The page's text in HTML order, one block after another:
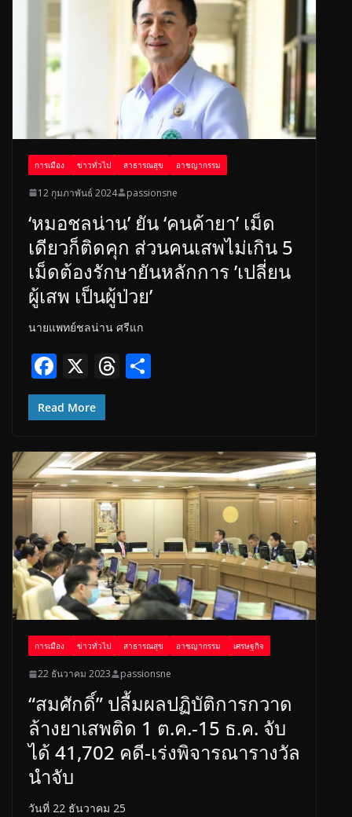
o
k
การเมือง ข่าวทั่วไป สาธารณสุข อาชญากรรม
12 กุมภาพันธ์ 2024 passionsne
‘หมอชลน่าน’ ยัน ‘คนค้ายา’ เม็ด
เดียวก็ติดคุก ส่วนคนเสพไม่เกิน 5
เม็ดต้องรักษายันหลักการ ’เปลี่ยน
ผู้เสพ เป็นผู้ป่วย’
นายแพทย์ชลน่าน ศรีแก
F
ac
e
o
o
k
X T
h
d
s
Read More
การเมือง ข่าวทั่วไป สาธารณสุข อาชญากรรม เศรษฐกิจ
22 ธันวาคม 2023 passionsne
“สมศักดิ์” ปลื้มผลปฏิบัติการกวาด
ล้างยาเสพติด 1 ต.ค.-15 ธ.ค. จับ
ได้ 41,702 คดี-เร่งพิจารณารางวัล
นำจับ
วันที่ 22 ธันวาคม 25